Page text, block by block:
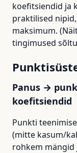
koefitsiendid ja
praktilised
maksimum.
tingimused
Panus →
koefitsiendid
Punkti
(mitte kasum/
rohkem mängid